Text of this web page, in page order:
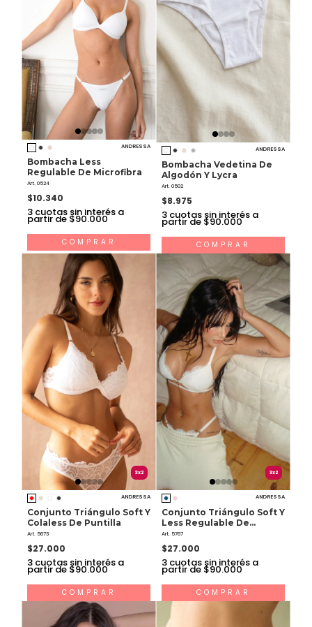
ANDRESSA
Bombacha Less
Regulable De Microfibra
Art. 0524
$10.340
3 cuotas sin interés a
partir de $90.000
COMPRAR
ANDRESSA
Bombacha Vedetina De
Algodón Y Lycra
Art. 0502
$8.975
3 cuotas sin interés a
partir de $90.000
COMPRAR
3x2
ANDRESSA
Conjunto Triángulo Soft Y
Colaless De Puntilla
Art. 5673
$27.000
3 cuotas sin interés a
partir de $90.000
COMPRAR
3x2
ANDRESSA
Conjunto Triángulo Soft Y
Less Regulable De
Puntilla
Art. 5767
$27.000
3 cuotas sin interés a
partir de $90.000
COMPRAR